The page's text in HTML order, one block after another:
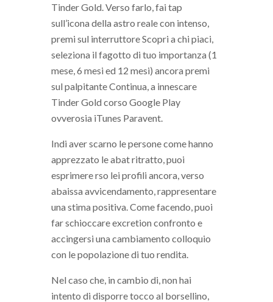
Tinder Gold. Verso farlo, fai tap
sull’icona della astro reale con intenso,
premi sul interruttore Scopri a chi piaci,
seleziona il fagotto di tuo importanza (1
mese, 6 mesi ed 12 mesi) ancora premi
sul palpitante Continua, a innescare
Tinder Gold corso Google Play
ovverosia iTunes Paravent.
Indi aver scarno le persone come hanno
apprezzato le abat ritratto, puoi
esprimere rso lei profili ancora, verso
abaissa avvicendamento, rappresentare
una stima positiva. Come facendo, puoi
far schioccare excretion confronto e
accingersi una cambiamento colloquio
con le popolazione di tuo rendita.
Nel caso che, in cambio di, non hai
intento di disporre tocco al borsellino,